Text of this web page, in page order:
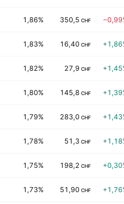
1,86% 350,5 CHF
1,83% 16,40 CHF
1,82% 27,9 CHF
1,80% 145,8 CHF
1,79% 283,0 CHF
1,78% 51,3 CHF
1,75% 198,2 CHF
1,73% 51,90 CHF